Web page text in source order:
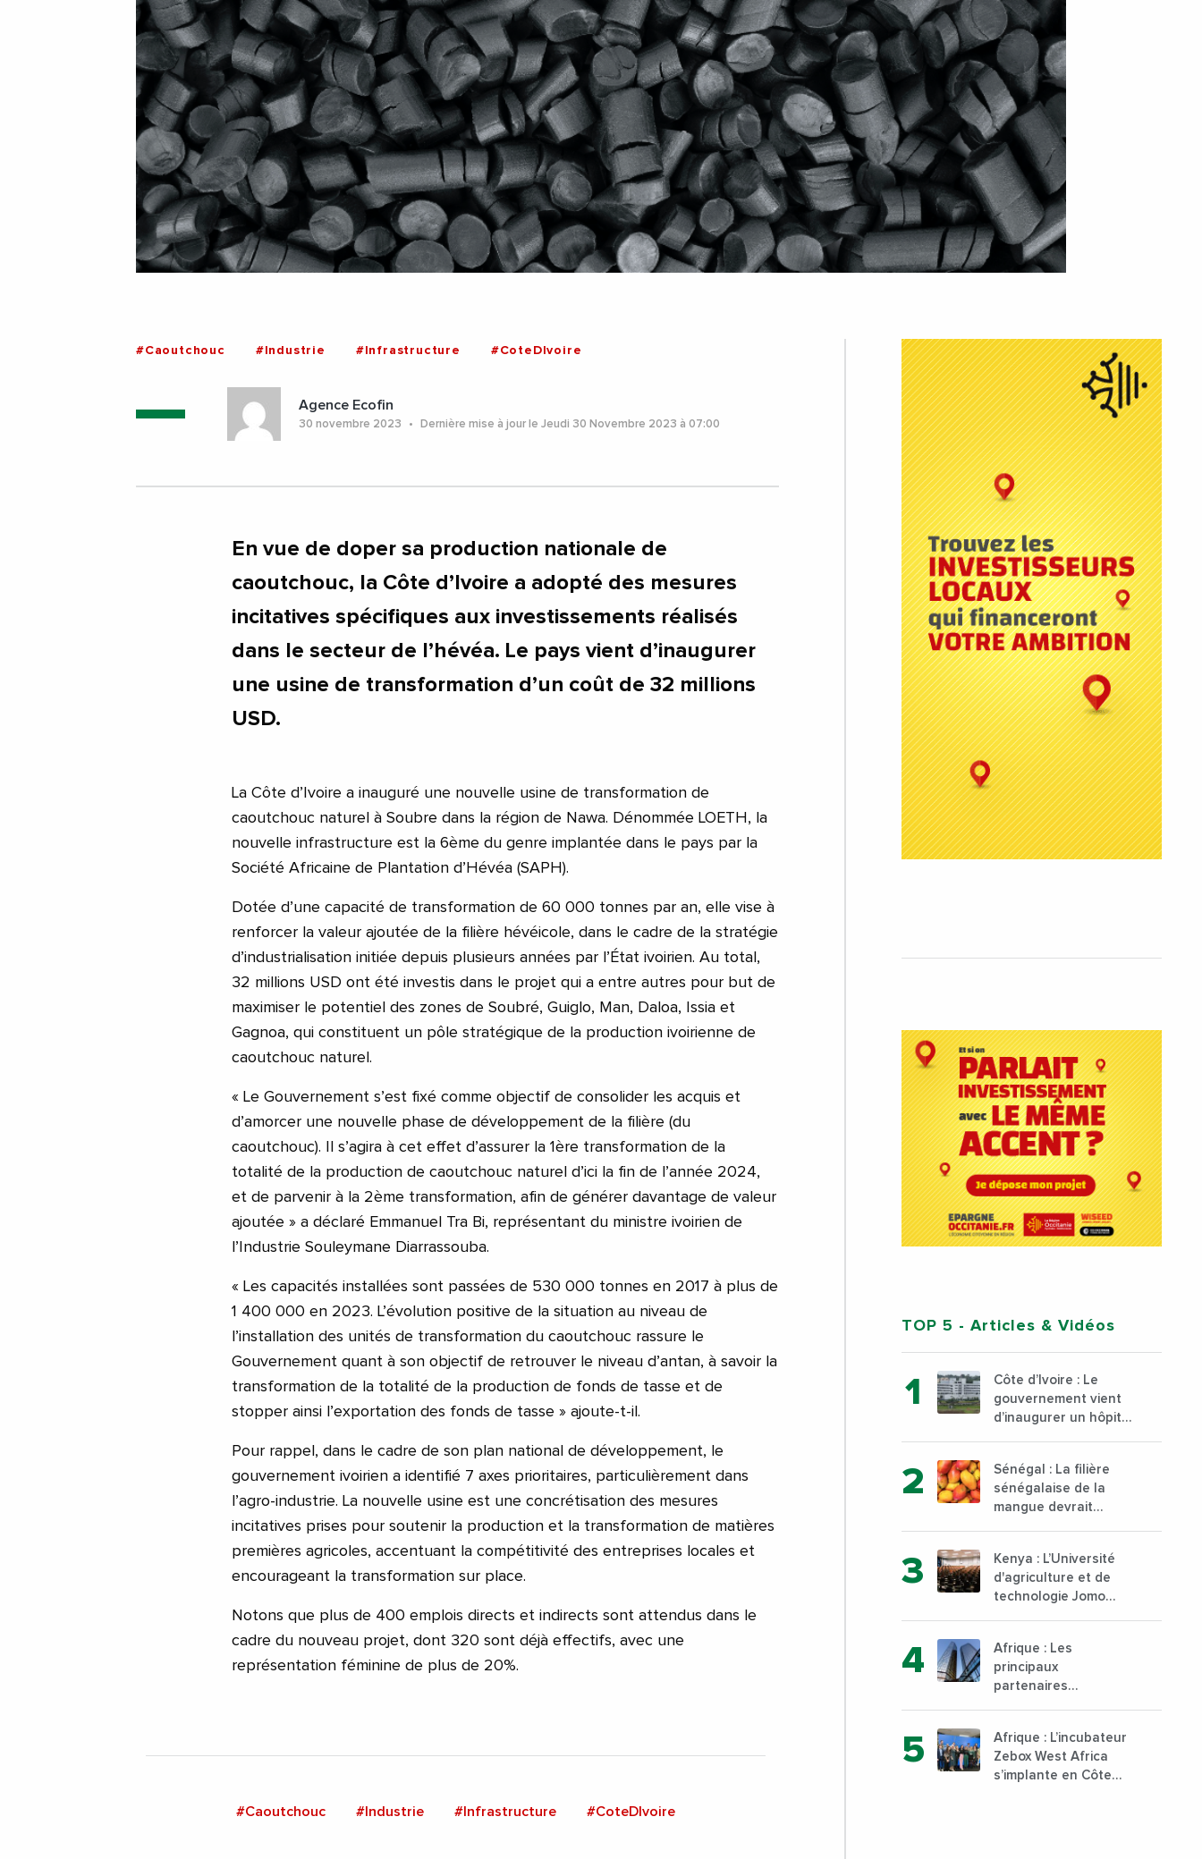
#Caoutchouc #Industrie #Infrastructure #CoteDIvoire
Agence Ecofin
30 novembre 2023 Dernière mise à jour le Jeudi 30 Novembre 2023 à 07:00
En vue de doper sa production nationale de
caoutchouc, la Côte d’Ivoire a adopté des mesures
incitatives spécifiques aux investissements réalisés
dans le secteur de l’hévéa. Le pays vient d’inaugurer
une usine de transformation d’un coût de 32 millions
USD.
La Côte d’Ivoire a inauguré une nouvelle usine de transformation de
caoutchouc naturel à Soubre dans la région de Nawa. Dénommée LOETH, la
nouvelle infrastructure est la 6ème du genre implantée dans le pays par la
Société Africaine de Plantation d’Hévéa (SAPH).
Dotée d’une capacité de transformation de 60 000 tonnes par an, elle vise à
renforcer la valeur ajoutée de la filière hévéicole, dans le cadre de la stratégie
d’industrialisation initiée depuis plusieurs années par l’État ivoirien. Au total,
32 millions USD ont été investis dans le projet qui a entre autres pour but de
maximiser le potentiel des zones de Soubré, Guiglo, Man, Daloa, Issia et
Gagnoa, qui constituent un pôle stratégique de la production ivoirienne de
caoutchouc naturel.
« Le Gouvernement s’est fixé comme objectif de consolider les acquis et
d’amorcer une nouvelle phase de développement de la filière (du
caoutchouc). Il s’agira à cet effet d’assurer la 1ère transformation de la
totalité de la production de caoutchouc naturel d’ici la fin de l’année 2024,
et de parvenir à la 2ème transformation, afin de générer davantage de valeur
ajoutée » a déclaré Emmanuel Tra Bi, représentant du ministre ivoirien de
l’Industrie Souleymane Diarrassouba.
« Les capacités installées sont passées de 530 000 tonnes en 2017 à plus de
1 400 000 en 2023. L’évolution positive de la situation au niveau de
l’installation des unités de transformation du caoutchouc rassure le
Gouvernement quant à son objectif de retrouver le niveau d’antan, à savoir la
transformation de la totalité de la production de fonds de tasse et de
stopper ainsi l’exportation des fonds de tasse » ajoute-t-il.
Pour rappel, dans le cadre de son plan national de développement, le
gouvernement ivoirien a identifié 7 axes prioritaires, particulièrement dans
l’agro-industrie. La nouvelle usine est une concrétisation des mesures
incitatives prises pour soutenir la production et la transformation de matières
premières agricoles, accentuant la compétitivité des entreprises locales et
encourageant la transformation sur place.
Notons que plus de 400 emplois directs et indirects sont attendus dans le
cadre du nouveau projet, dont 320 sont déjà effectifs, avec une
représentation féminine de plus de 20%.
#Caoutchouc #Industrie #Infrastructure #CoteDIvoire
TOP 5 - Articles & Vidéos
Côte d’Ivoire : Le
gouvernement vient
d’inaugurer un hôpital
au sud du pays
Sénégal : La filière
sénégalaise de la
mangue devrait
000 tonnes produites
Kenya : L’Université
d'agriculture et de
technologie Jomo
formation technique
et professionnelle sur
son campus de Karen
à Nairobi dès janvier
Afrique : Les
principaux
partenaires
désormais le Nigeria,
l’Angola et l’Afrique
du Sud
Afrique : L’incubateur
Zebox West Africa
s’implante en Côte